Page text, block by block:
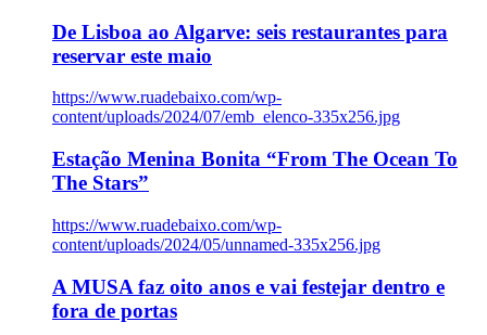
De Lisboa ao Algarve: seis restaurantes para
reservar este maio
https://www.ruadebaixo.com/wp-
content/uploads/2024/07/emb_elenco-335x256.jpg
Estação Menina Bonita “From The Ocean To
The Stars”
https://www.ruadebaixo.com/wp-
content/uploads/2024/05/unnamed-335x256.jpg
A MUSA faz oito anos e vai festejar dentro e
fora de portas